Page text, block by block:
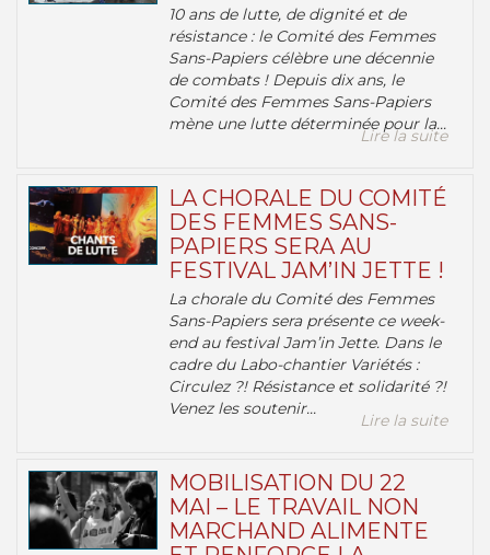
10 ans de lutte, de dignité et de
résistance : le Comité des Femmes
Sans-Papiers célèbre une décennie
de combats ! Depuis dix ans, le
Comité des Femmes Sans-Papiers
mène une lutte déterminée pour la...
Lire la suite
LA CHORALE DU COMITÉ
DES FEMMES SANS-
PAPIERS SERA AU
FESTIVAL JAM’IN JETTE !
La chorale du Comité des Femmes
Sans-Papiers sera présente ce week-
end au festival Jam’in Jette. Dans le
cadre du Labo-chantier Variétés :
Circulez ?! Résistance et solidarité ?!
Venez les soutenir...
Lire la suite
MOBILISATION DU 22
MAI – LE TRAVAIL NON
MARCHAND ALIMENTE